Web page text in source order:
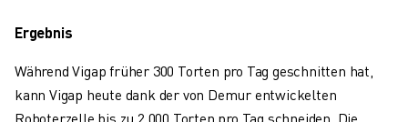
LÖSUNGEN FÜR DIE AUSBILDUNG
BILDUNGSVERANSTALTUNGEN
NEWS & MEDIA
Ergebnis
Während Vigap früher 300 Torten pro Tag geschnitten hat,
kann Vigap heute dank der von Demur entwickelten
Roboterzelle bis zu 2.000 Torten pro Tag schneiden. Die